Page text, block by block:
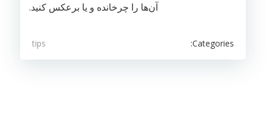
آن‌ها را چرخانده و یا برعکس کنید.
Categories:
tips